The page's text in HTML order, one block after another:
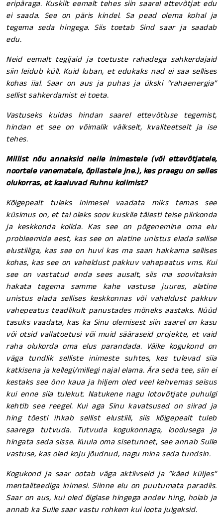
eripäraga. Kuskilt eemalt tehes siin saarel ettevõtjat edu
ei saada. See on päris kindel. Sa pead olema kohal ja
tegema seda hingega. Siis toetab Sind saar ja saadab
edu.
Neid eemalt tegijaid ja toetuste rahadega sahkerdajaid
siin leidub küll. Kuid luban, et edukaks nad ei saa sellises
kohas iial. Saar on aus ja puhas ja ükski “rahaenergia”
sellist sahkerdamist ei toeta.
Vastuseks kuidas hindan saarel ettevõtluse tegemist,
hindan et see on võimalik väikselt, kvaliteetselt ja ise
tehes.
Millist nõu annaksid neile inimestele (või ettevõtjatele,
noortele vanematele, õpilastele jne.), kes praegu on selles
olukorras, et kaaluvad Ruhnu kolimist?
Kõigepealt tuleks inimesel vaadata miks temas see
küsimus on, et tal oleks soov kuskile täiesti teise piirkonda
ja keskkonda kolida. Kas see on põgenemine oma elu
probleemide eest, kas see on alatine unistus elada sellise
elustiiliga, kas see on huvi kas ma saan hakkama sellises
kohas, kas see on vaheldust pakkuv vahepeatus vms. Kui
see on vastatud enda sees ausalt, siis ma soovitaksin
hakata tegema samme kahe vastuse juures, alatine
unistus elada sellises keskkonnas või vaheldust pakkuv
vahepeatus teadlikult panustades mõneks aastaks. Nüüd
tasuks vaadata, kas ka Sinu olemisest siin saarel on kasu
või otsid vallatoetusi või muid sääraseid projekte, et vaid
raha olukorda oma elus parandada. Väike kogukond on
väga tundlik selliste inimeste suhtes, kes tulevad siia
katkisena ja kellegi/millegi najal elama. Ära seda tee, siin ei
kestaks see õnn kaua ja hiljem oled veel kehvemas seisus
kui enne siia tulekut. Natukene nagu lotovõtjate puhulgi
kehtib see reegel. Kui aga Sinu kavatsused on siirad ja
hing tõesti ihkab sellist elustiili, siis kõigepealt tuleb
saarega tutvuda. Tutvuda kogukonnaga, loodusega ja
hingata seda sisse. Kuula oma sisetunnet, see annab Sulle
vastuse, kas oled koju jõudnud, nagu mina seda tundsin.
Kogukond ja saar ootab väga aktiivseid ja “käed küljes”
mentaliteediga inimesi. Siinne elu on puutumata paradiis.
Saar on aus, kui oled õiglase hingega andev hing, hoiab ja
annab ka Sulle saar vastu rohkem kui loota julgeksid.